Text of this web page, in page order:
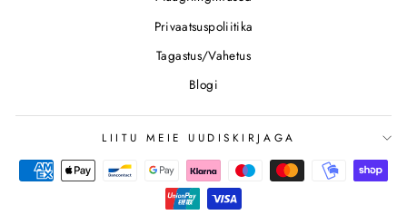
Privaatsuspoliitika
Tagastus/Vahetus
Blogi
LIITU MEIE UUDISKIRJAGA